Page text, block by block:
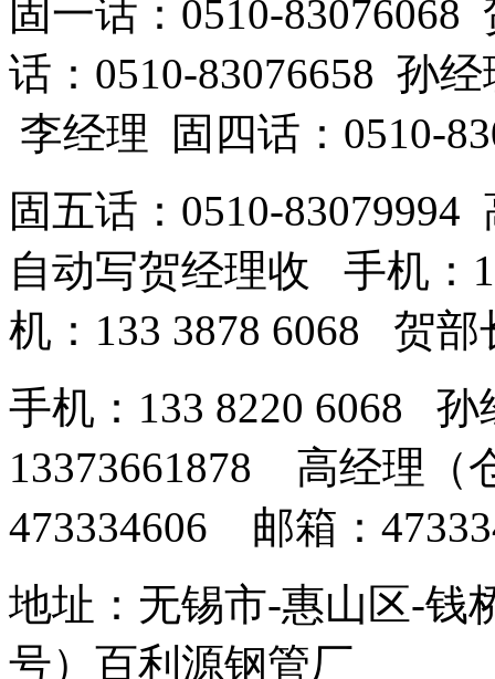
固一话：0510-
话：0510-83076658 孙
李经理 固四话：0510-
固五话：0510-
自动写贺经理收 手机：
机：133 3878 6068 贺部
手机：133 8220 6068
13373661878 高经理（
473334606 邮箱：
地址：无锡市-惠山区-钱
号）百利源钢管厂